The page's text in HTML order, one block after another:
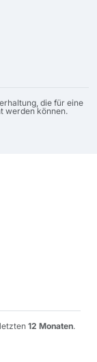
die für eine
werden können.
12 Monaten.